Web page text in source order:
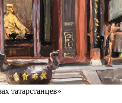
татарстанцев»